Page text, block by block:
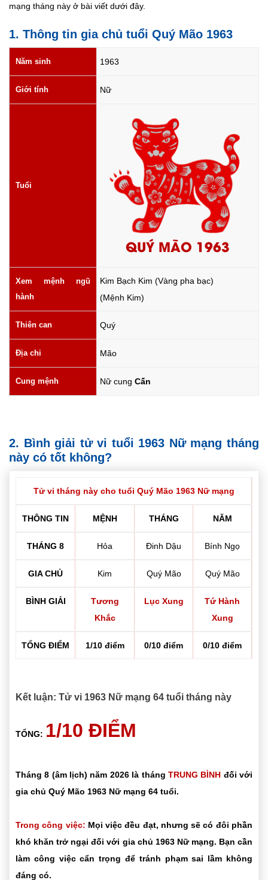
mạng tháng này ở bài viết dưới đây.
1. Thông tin gia chủ tuổi Quý Mão 1963
Năm sinh 1963
Giới tính Nữ
Tuổi
QUÝ MÃO 1963
Xem mệnh ngũ
hành
Kim Bạch Kim (Vàng pha bạc)
(Mệnh Kim)
Thiên can Quý
Địa chi Mão
Cung mệnh Nữ cung Cấn
2. Bình giải tử vi tuổi 1963 Nữ mạng tháng
này có tốt không?
Tử vi tháng này cho tuổi Quý Mão 1963 Nữ mạng
THÔNG TIN MỆNH THÁNG NĂM
THÁNG 8 Hỏa Đinh Dậu Bính Ngọ
GIA CHỦ Kim Quý Mão Quý Mão
BÌNH GIẢI
Tương
Khắc
Lục Xung
Tứ Hành
Xung
TỔNG ĐIỂM 1/10 điểm 0/10 điểm 0/10 điểm
Kết luận: Tử vi 1963 Nữ mạng 64 tuổi tháng này
TỔNG: 1/10 ĐIỂM
Tháng 8 (âm lịch) năm 2026 là tháng TRUNG BÌNH đối với
gia chủ Quý Mão 1963 Nữ mạng 64 tuổi.
Trong công việc: Mọi việc đều đạt, nhưng sẽ có đôi phần
khó khăn trở ngại đối với gia chủ 1963 Nữ mạng. Bạn cần
làm công việc cẩn trọng để tránh phạm sai lầm không
đáng có.